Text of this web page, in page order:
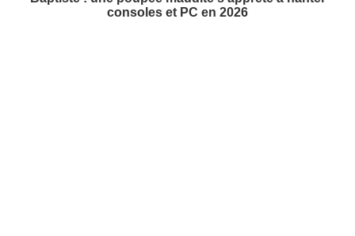
consoles et PC en 2026